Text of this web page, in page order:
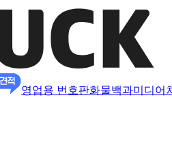
영업용 번호판화물백과미디어